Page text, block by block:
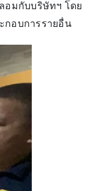
อมกับบริษัทฯ โดย
กอบการรายอื่น